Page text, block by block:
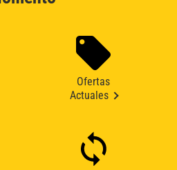
Ofertas
Actuales